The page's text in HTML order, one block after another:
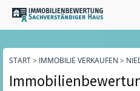
START> IMMOBILIE VERKAUFEN >